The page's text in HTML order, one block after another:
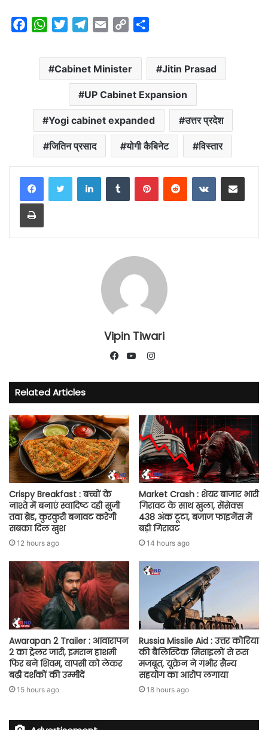
W
a
t
p
p
i
t
t
e
r
l
e
g
r
a
m
a
i
l
p
y
L
i
n
k
a
e
Cabinet Minister Jitin Prasad
UP Cabinet Expansion
Yogi cabinet expanded उत्तर प्रदेश
जितिन प्रसाद योगी कैबिनेट विस्तार
LinkedInTumblr PinterestReddit VKontakteShare via Email
Print
Vipin Tiwari
Instagram
Related Articles
Crispy Breakfast : बच्चों के
नाश्ते में बनाएं स्वादिष्ट दही सूजी
तवा ब्रेड, कुरकुरी बनावट करेगी
सबका दिल खुश
12 hours ago
Market Crash : शेयर बाजार भारी
गिरावट के साथ खुला, सेंसेक्स
438 अंक टूटा, बजाज फाइनेंस में
बड़ी गिरावट
14 hours ago
Awarapan 2 Trailer : आवारापन
2 का ट्रेलर जारी, इमरान हाशमी
फिर बने शिवम, वापसी को लेकर
बढ़ी दर्शकों की उम्मीदें
15 hours ago
Russia Missile Aid : उत्तर कोरिया
की बैलिस्टिक मिसाइलों से रूस
मजबूत, यूक्रेन ने गंभीर सैन्य
सहयोग का आरोप लगाया
18 hours ago